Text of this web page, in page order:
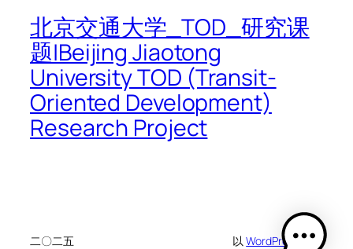
北京交通大学_TOD_研究课
题|Beijing Jiaotong
University TOD (Transit-
Oriented Development)
Research Project
二〇二五 以WordPress设计